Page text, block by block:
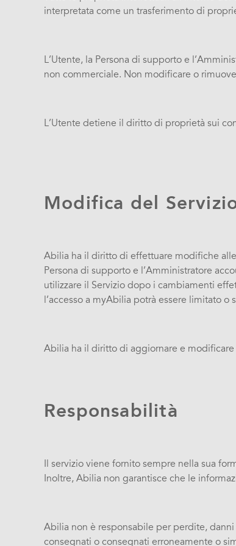
interpretata come un trasferimento di
L’Utente, la Persona di supporto e
non commerciale. Non modificare o
L’Utente detiene il diritto di proprietà sui
Modifica del
Abilia ha il diritto di effettuare modifiche
Persona di supporto e l’Amministratore
utilizzare il Servizio dopo i cambiamenti
l’accesso a myAbilia potrà essere limitato o
Abilia ha il diritto di aggiornare e
Responsabilità
Il servizio viene fornito sempre nella sua
Inoltre, Abilia non garantisce che le
Abilia non è responsabile per perdite,
consegnati o consegnati erroneamente o